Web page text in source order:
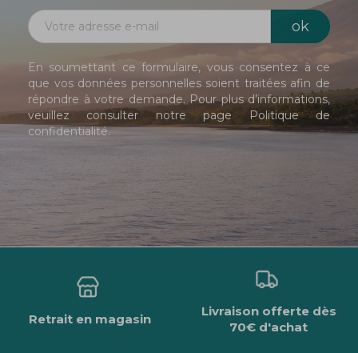
En soumettant ce formulaire, vous consentez à ce
que vos données personnelles soient traitées afin de
répondre à votre demande. Pour plus d’informations,
veuillez consulter notre page Politique de
confidentialité.
Retrait en magasin
Livraison offerte dès
70€ d'achat